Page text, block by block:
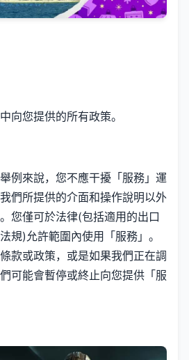
向您提供的所有政策。
例來說，您不應干擾「服務」運
們所提供的介面和操作說明以外
您僅可於法律(包括適用的出口
規)允許範圍內使用「服務」。
款或政策，或是如果我們正在調
可能會暫停或終止向您提供「服